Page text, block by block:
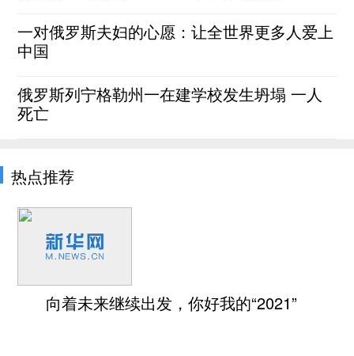
一对俄罗斯夫妇的心愿：让全世界更多人爱上
中国
俄罗斯列宁格勒州一在建学校发生坍塌 一人
死亡
热点推荐
向着未来继续出发，你好我的“2021”